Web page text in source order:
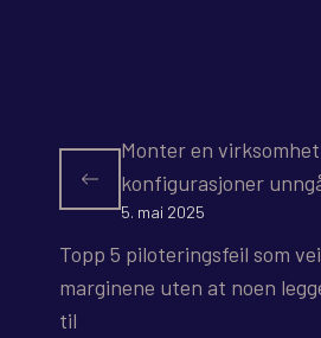
Monter en
konfigurasjoner
5. mai 2025
Topp 5 piloteringsfeil som
marginene uten at noen
til